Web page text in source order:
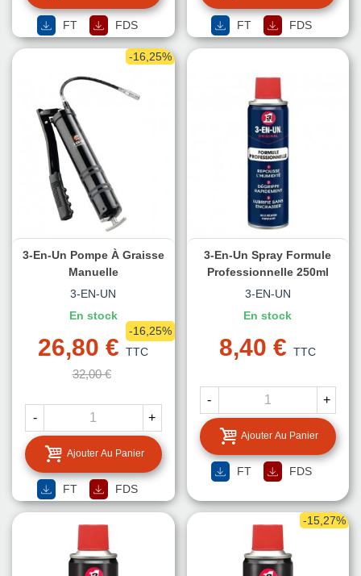
FT FDS FT FDS
-16,25%
3-En-Un Pompe À Graisse
Manuelle
3-EN-UN
En stock
26,80 € TTC
32,00 €
-16,25%
- +
Ajouter Au Panier
FT FDS
3-En-Un Spray Formule
Professionnelle 250ml
3-EN-UN
En stock
8,40 € TTC
- +
Ajouter Au Panier
FT FDS
-15,27%